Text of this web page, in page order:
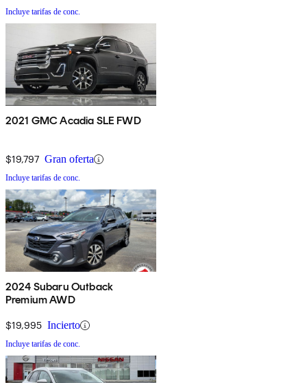
Incluye tarifas de conc.
2021 GMC Acadia SLE FWD
$19,797 Gran oferta
Incluye tarifas de conc.
2024 Subaru Outback
Premium AWD
$19,995 Incierto
Incluye tarifas de conc.